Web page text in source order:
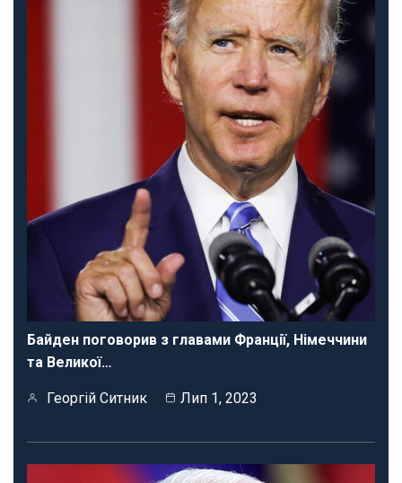
Байден поговорив з главами Франції, Німеччини
та Великої…
Георгій Ситник Лип 1, 2023